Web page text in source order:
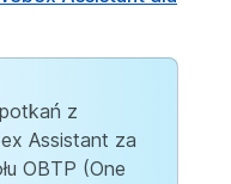
z
Assistant za
OBTP (One